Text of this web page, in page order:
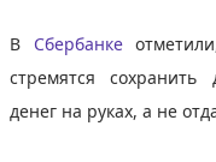
В Сбербанке
стремятся сохранить
денег на руках, а не